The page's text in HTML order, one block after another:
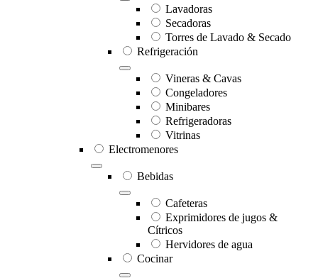
Lavadoras
Secadoras
Torres de Lavado & Secado
Refrigeración
Vineras & Cavas
Congeladores
Minibares
Refrigeradoras
Vitrinas
Electromenores
Bebidas
Cafeteras
Exprimidores de jugos &
Cítricos
Hervidores de agua
Cocinar